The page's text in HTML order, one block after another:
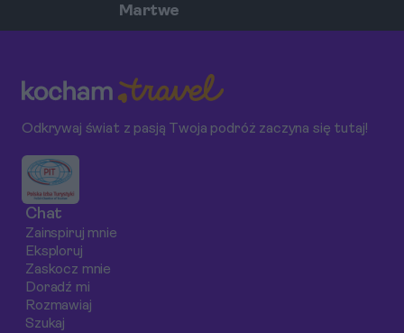
Martwe
Odkrywaj świat z pasją Twoja podróż zaczyna się tutaj!
Chat
Zainspiruj mnie
Eksploruj
Zaskocz mnie
Doradź mi
Rozmawiaj
Szukaj